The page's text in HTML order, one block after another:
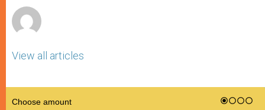
View all articles